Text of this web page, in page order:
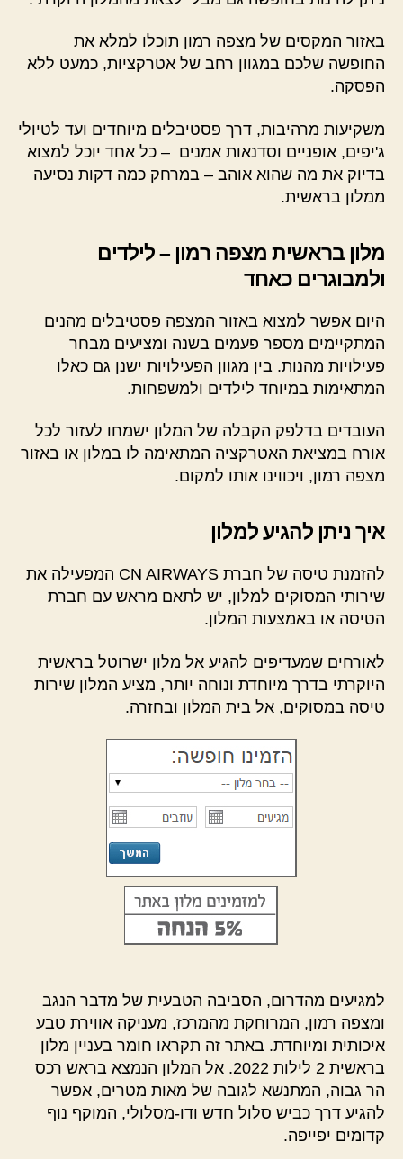
באזור המקסים של מצפה רמון תוכלו למלא את
החופשה שלכם במגוון רחב של אטרקציות, כמעט ללא
הפסקה.
משקיעות מרהיבות, דרך פסטיבלים מיוחדים ועד לטיולי
ג'יפים, אופניים וסדנאות אמנים – כל אחד יוכל למצוא
בדיוק את מה שהוא אוהב – במרחק כמה דקות נסיעה
ממלון בראשית.
מלון בראשית מצפה רמון – לילדים
ולמבוגרים כאחד
היום אפשר למצוא באזור המצפה פסטיבלים מהנים
המתקיימים מספר פעמים בשנה ומציעים מבחר
פעילויות מהנות. בין מגוון הפעילויות ישנן גם כאלו
המתאימות במיוחד לילדים ולמשפחות.
העובדים בדלפק הקבלה של המלון ישמחו לעזור לכל
אורח במציאת האטרקציה המתאימה לו במלון או באזור
מצפה רמון, ויכווינו אותו למקום.
איך ניתן להגיע למלון
להזמנת טיסה של חברת CN AIRWAYS המפעילה את
שירותי המסוקים למלון, יש לתאם מראש עם חברת
הטיסה או באמצעות המלון.
לאורחים שמעדיפים להגיע אל מלון ישרוטל בראשית
היוקרתי בדרך מיוחדת ונוחה יותר, מציע המלון שירות
טיסה במסוקים, אל בית המלון ובחזרה.
למגיעים מהדרום, הסביבה הטבעית של מדבר הנגב
ומצפה רמון, המרוחקת מהמרכז, מעניקה אווירת טבע
איכותית ומיוחדת. באתר זה תקראו חומר בעניין מלון
בראשית 2 לילות 2022. אל המלון הנמצא בראש רכס
הר גבוה, המתנשא לגובה של מאות מטרים, אפשר
להגיע דרך כביש סלול חדש ודו-מסלולי, המוקף נוף
קדומים יפייפה.